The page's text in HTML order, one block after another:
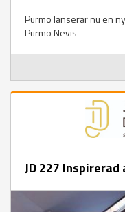
Purmo lanserar nu en
Purmo Nevis
JD 227